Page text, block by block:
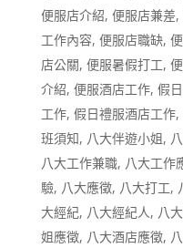
便服店介紹, 便服店兼差,
工作內容, 便服店職缺,
店公關, 便服暑假打工,
介紹, 便服酒店工作, 假
工作, 假日禮服酒店工作,
班須知, 八大伴遊小姐,
八大工作兼職, 八大工作
驗, 八大應徵, 八大打工,
大經紀, 八大經紀人, 八
姐應徵, 八大酒店應徵,